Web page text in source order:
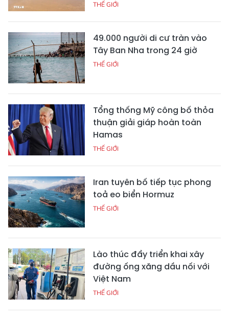
THẾ GIỚI
49.000 người di cư tràn vào
Tây Ban Nha trong 24 giờ
THẾ GIỚI
Tổng thống Mỹ công bố thỏa
thuận giải giáp hoàn toàn
Hamas
THẾ GIỚI
Iran tuyên bố tiếp tục phong
toả eo biển Hormuz
THẾ GIỚI
Lào thúc đẩy triển khai xây
đường ống xăng dầu nối với
Việt Nam
THẾ GIỚI